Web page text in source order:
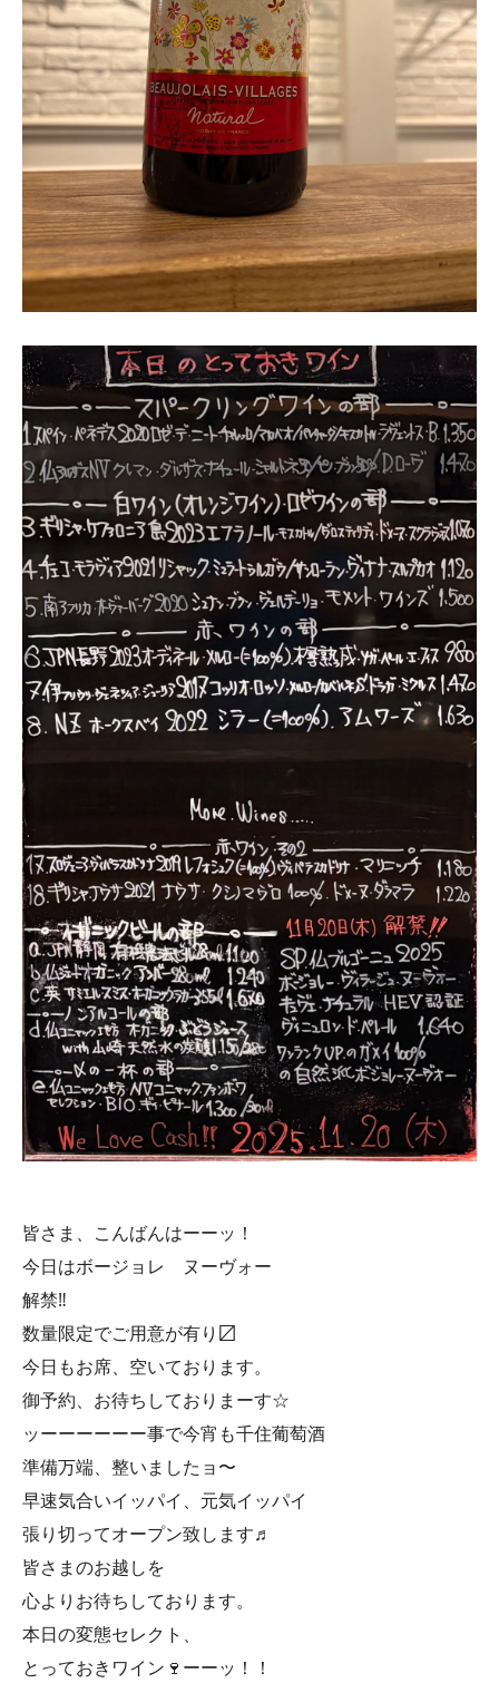
皆さま、こんばんはーーッ！
今日はボージョレ ヌーヴォー
解禁‼️
数量限定でご用意が有り〼
今日もお席、空いております。
御予約、お待ちしておりまーす☆
ッーーーーーー事で今宵も千住葡萄酒
準備万端、整いましたョ〜
早速気合いイッパイ、元気イッパイ
張り切ってオープン致します♬
皆さまのお越しを
心よりお待ちしております。
本日の変態セレクト、
とっておきワイン🍷ーーッ！！